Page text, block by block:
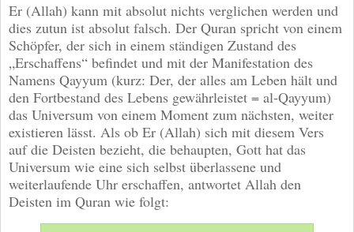
Er (Allah) kann mit absolut nichts verglichen werden und
dies zutun ist absolut falsch. Der Quran spricht von einem
Schöpfer, der sich in einem ständigen Zustand des
„Erschaffens“ befindet und mit der Manifestation des
Namens Qayyum (kurz: Der, der alles am Leben hält und
den Fortbestand des Lebens gewährleistet = al-Qayyum)
das Universum von einem Moment zum nächsten, weiter
existieren lässt. Als ob Er (Allah) sich mit diesem Vers
auf die Deisten bezieht, die behaupten, Gott hat das
Universum wie eine sich selbst überlassene und
weiterlaufende Uhr erschaffen, antwortet Allah den
Deisten im Quran wie folgt: